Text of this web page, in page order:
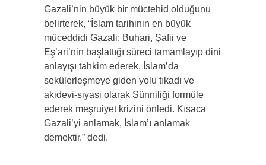
Gazali’nin büyük bir müctehid olduğunu
belirterek, “İslam tarihinin en büyük
müceddidi Gazali; Buhari, Şafii ve
Eş’ari’nin başlattığı süreci tamamlayıp dini
anlayışı tahkim ederek, İslam’da
sekülerleşmeye giden yolu tıkadı ve
akidevi-siyasi olarak Sünniliği formüle
ederek meşruiyet krizini önledi. Kısaca
Gazali’yi anlamak, İslam’ı anlamak
demektir.” dedi.